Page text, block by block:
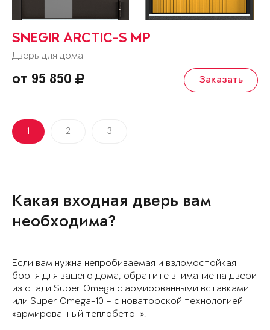
SNEGIR ARCTIC-S MP
Дверь для дома
от 95 850 Заказать
1 2 3
Какая входная дверь вам
необходима?
Если вам нужна непробиваемая и взломостойкая
броня для вашего дома, обратите внимание на двери
из стали Super Omega с армированными вставками
или Super Omega-10 – с новаторской технологией
«армированный теплобетон».